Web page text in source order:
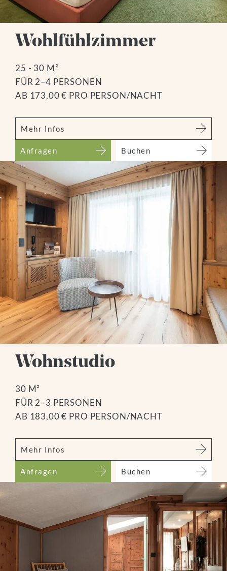
Wohlfühlzimmer
25 - 30 M²
FÜR 2–4 PERSONEN
AB 173,00 € PRO PERSON/NACHT
Mehr Infos
Anfragen Buchen
Wohnstudio
30 M²
FÜR 2–3 PERSONEN
AB 183,00 € PRO PERSON/NACHT
Mehr Infos
Anfragen Buchen